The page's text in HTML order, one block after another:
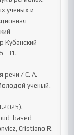
ученых и
Кубанский
–
ученый.
Cristiano R.